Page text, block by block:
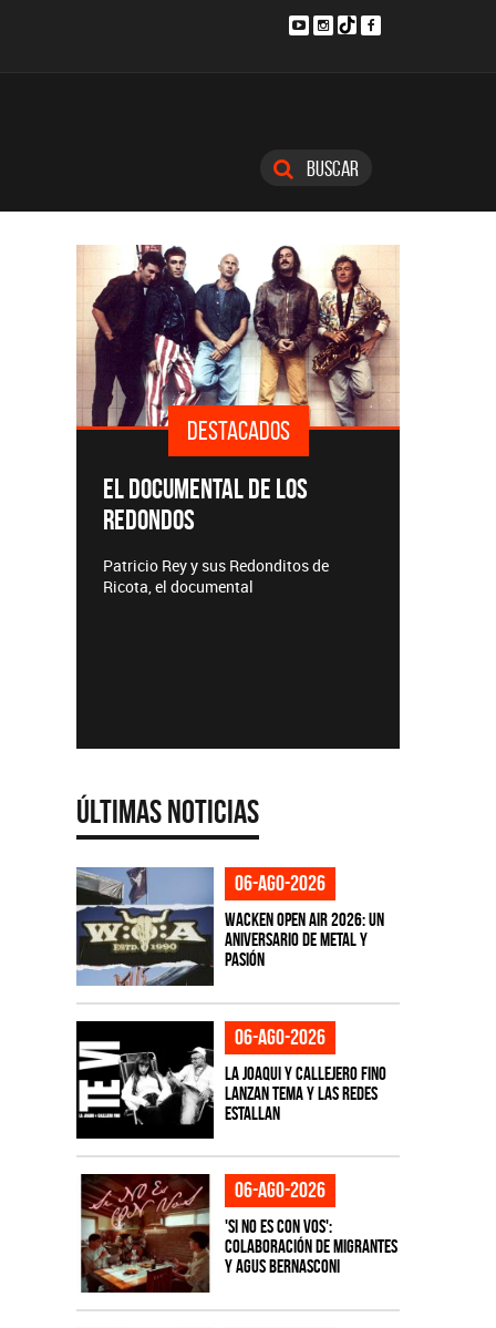
Buscar
DESTACADOS
EL DOCUMENTAL DE LOS
REDONDOS
Patricio Rey y sus Redonditos de
Ricota, el documental
Últimas Noticias
06-ago-2026
Wacken Open Air 2026: Un
aniversario de metal y
pasión
06-ago-2026
La Joaqui y Callejero Fino
lanzan tema y las redes
estallan
06-ago-2026
'Si No Es Con Vos':
colaboración de Migrantes
y Agus Bernasconi